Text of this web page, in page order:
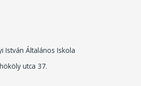
István Általános Iskola
utca 37.